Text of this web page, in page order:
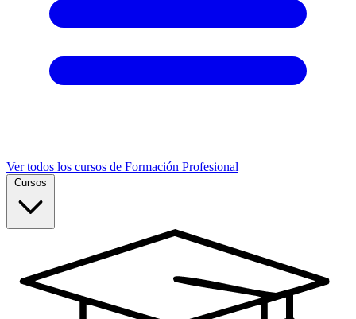
Ver todos los cursos de Formación Profesional
Cursos